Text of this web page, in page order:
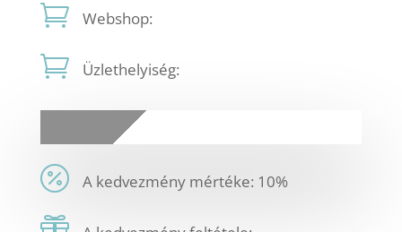
Webshop:
Üzlethelyiség:
A kedvezmény mértéke: 10%